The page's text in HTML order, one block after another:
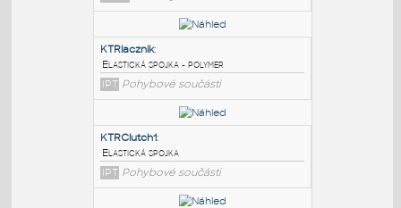
clutch plate:
Lamela spojky
DWG Převody